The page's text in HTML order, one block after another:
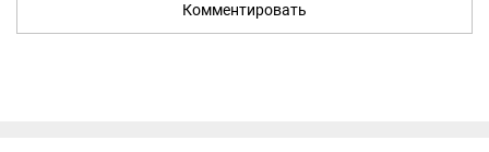
Комментировать